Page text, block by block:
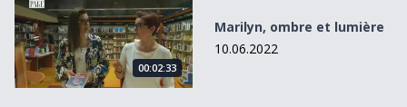
00:02:33
Marilyn, ombre et lumière
10.06.2022